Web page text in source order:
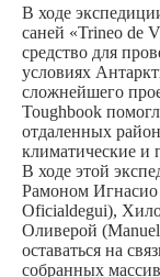
В ходе
саней «Trineo de
средство для
условиях
сложнейшего
Toughbook
отдаленных
климатические и
В ходе этой
Рамоном
Oficialdegui),
Оливерой
оставаться на
собранных